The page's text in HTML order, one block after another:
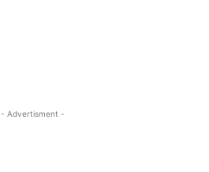
- Advertisment -